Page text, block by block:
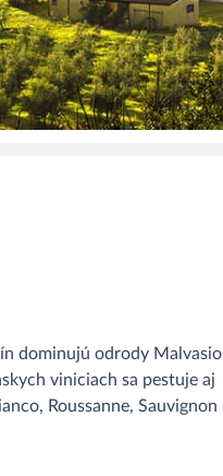
dominujú odrody Malvasio
viniciach sa pestuje aj
Roussanne, Sauvignon